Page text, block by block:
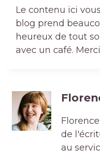
Le contenu ici
blog prend
heureux de tout
avec un café.
de
au